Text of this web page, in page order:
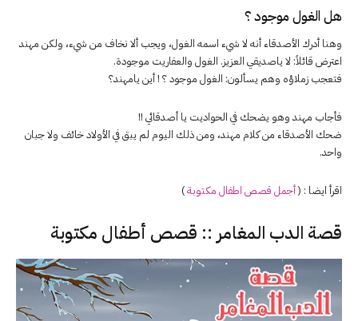
هل الغول موجود ؟
وهنا أدرك الأصدقاء أنه لا شيء اسمه الغول، ويجب ألا نخاف من شيء، ولكن مهند
اعترض قائلاً: لا ياصديقي العزيز. الغول والعفاريت موجودة.
فتعجب زملاؤه وهم يسألون: الغول موجود ؟ ! أين يامهند؟
فأجاب مهند وهو يضحك في الحوادیت یا أصدقائي !!
ضحك الأصدقاء من كلام مهند، ومن ذلك اليوم لم يبق في الأولاد خائف ولا جبان
واحد.
اقرأ ايضا : (أجمل قصص اطفال مكتوبة)
قصة الدب المغامر :: قصص أطفال مكتوبة